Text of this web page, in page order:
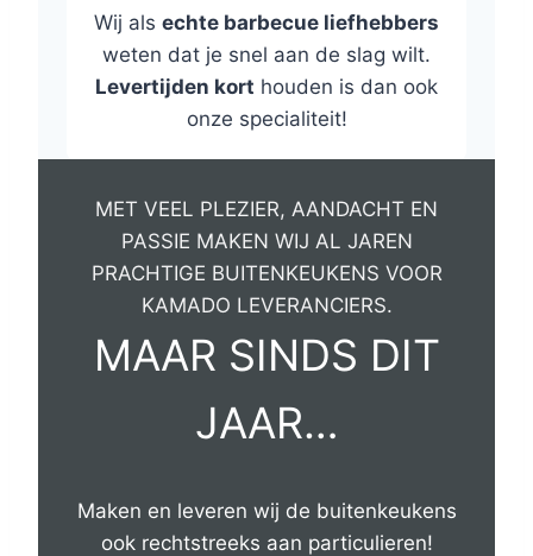
Wij als echte barbecue liefhebbers
weten dat je snel aan de slag wilt.
Levertijden kort houden is dan ook
onze specialiteit!
MET VEEL PLEZIER, AANDACHT EN
PASSIE MAKEN WIJ AL JAREN
PRACHTIGE BUITENKEUKENS VOOR
KAMADO LEVERANCIERS.
MAAR SINDS DIT
JAAR…
Maken en leveren wij de buitenkeukens
ook rechtstreeks aan particulieren!